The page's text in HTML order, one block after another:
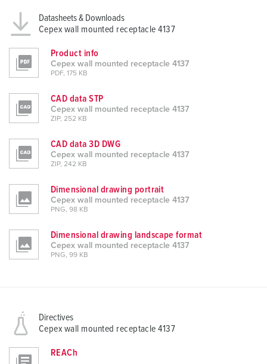
Datasheets & Downloads
Cepex wall mounted receptacle 4137
Product info
Cepex wall mounted receptacle 4137
PDF, 175 KB
CAD data STP
Cepex wall mounted receptacle 4137
ZIP, 252 KB
CAD data 3D DWG
Cepex wall mounted receptacle 4137
ZIP, 242 KB
Dimensional drawing portrait
Cepex wall mounted receptacle 4137
PNG, 98 KB
Dimensional drawing landscape format
Cepex wall mounted receptacle 4137
PNG, 99 KB
Directives
Cepex wall mounted receptacle 4137
REACh